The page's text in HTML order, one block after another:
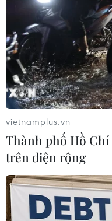
#virus corona
#Viêm đường hô hấp
Trung Quốc
vietnamplus.vn
Thành phố Hồ
trên diện rộng